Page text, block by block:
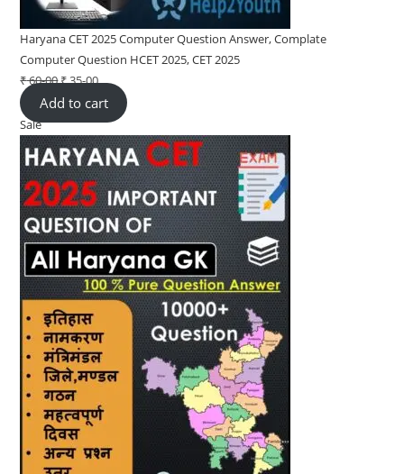
Haryana CET 2025 Computer Question Answer, Complate
Computer Question HCET 2025, CET 2025
₹60-00Original
price
was:
₹ 60-
00.
₹35-00Current
price
is:
₹ 35-
00.
Add to cart
SaleProduct
on
sale